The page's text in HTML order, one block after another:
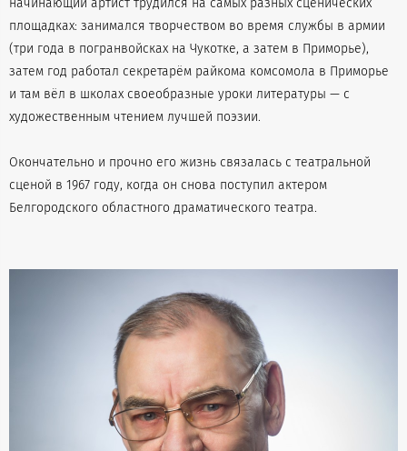
начинающий артист трудился на самых разных сценических
площадках: занимался творчеством во время службы в армии
(три года в погранвойсках на Чукотке, а затем в Приморье),
затем год работал секретарём райкома комсомола в Приморье
и там вёл в школах своеобразные уроки литературы — с
художественным чтением лучшей поэзии.
Окончательно и прочно его жизнь связалась с театральной
сценой в 1967 году, когда он снова поступил актером
Белгородского областного драматического театра.